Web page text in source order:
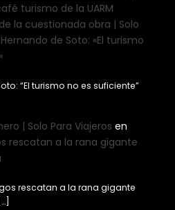
turismo de la UARM
la cuestionada obra | Solo
Hernando de Soto: «El turismo
“El turismo no es suficiente”
| Solo Para Viajeros en
rescatan a la rana gigante
rescatan a la rana gigante